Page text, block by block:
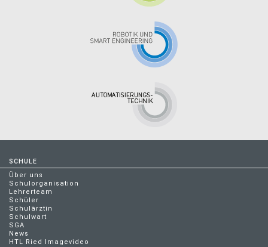
SCHULE
Über uns
Schulorganisation
Lehrerteam
Schüler
Schulärztin
Schulwart
SGA
News
HTL Ried Imagevideo